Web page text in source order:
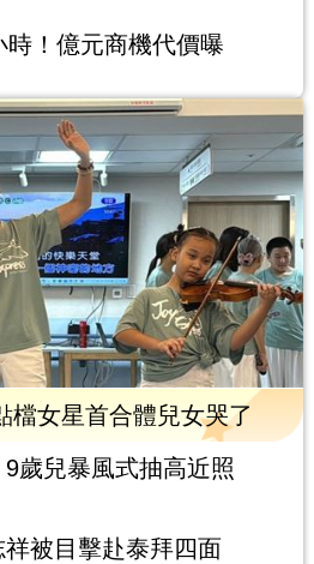
時！億元商機代價曝
女星首合體兒女哭了
歲兒暴風式抽高近照
被目擊赴泰拜四面